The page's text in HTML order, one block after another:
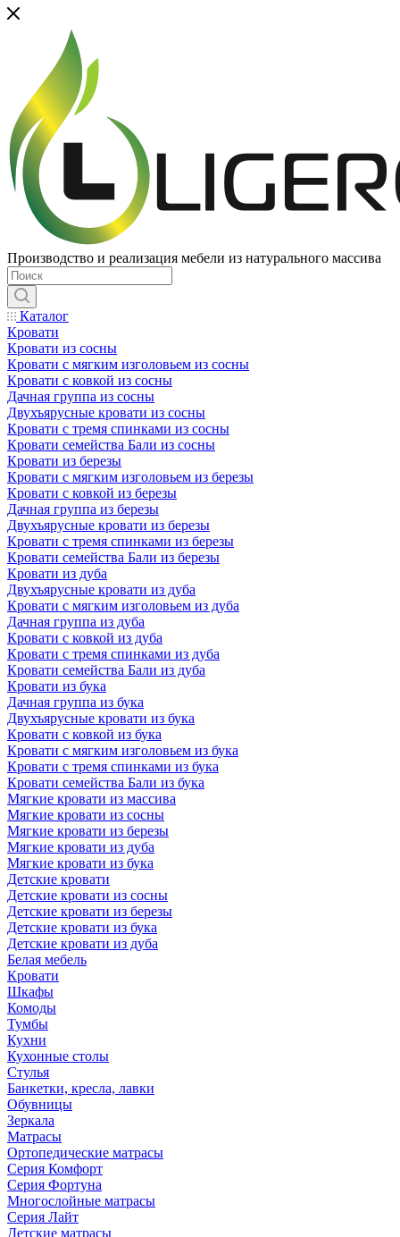
Производство и реализация мебели из натурального массива
Каталог
Кровати
Кровати из сосны
Кровати с мягким изголовьем из сосны
Кровати с ковкой из сосны
Дачная группа из сосны
Двухъярусные кровати из сосны
Кровати с тремя спинками из сосны
Кровати семейства Бали из сосны
Кровати из березы
Кровати с мягким изголовьем из березы
Кровати с ковкой из березы
Дачная группа из березы
Двухъярусные кровати из березы
Кровати с тремя спинками из березы
Кровати семейства Бали из березы
Кровати из дуба
Двухъярусные кровати из дуба
Кровати с мягким изголовьем из дуба
Дачная группа из дуба
Кровати с ковкой из дуба
Кровати с тремя спинками из дуба
Кровати семейства Бали из дуба
Кровати из бука
Дачная группа из бука
Двухъярусные кровати из бука
Кровати с ковкой из бука
Кровати с мягким изголовьем из бука
Кровати с тремя спинками из бука
Кровати семейства Бали из бука
Мягкие кровати из массива
Мягкие кровати из сосны
Мягкие кровати из березы
Мягкие кровати из дуба
Мягкие кровати из бука
Детские кровати
Детские кровати из сосны
Детские кровати из березы
Детские кровати из бука
Детские кровати из дуба
Белая мебель
Кровати
Шкафы
Комоды
Тумбы
Кухни
Кухонные столы
Стулья
Банкетки, кресла, лавки
Обувницы
Зеркала
Матрасы
Ортопедические матрасы
Серия Комфорт
Серия Фортуна
Многослойные матрасы
Серия Лайт
Детские матрасы